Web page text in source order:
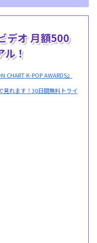
デオ 月額500
ル！
K-POP AWARDS』
見れます！30日間無料トライ